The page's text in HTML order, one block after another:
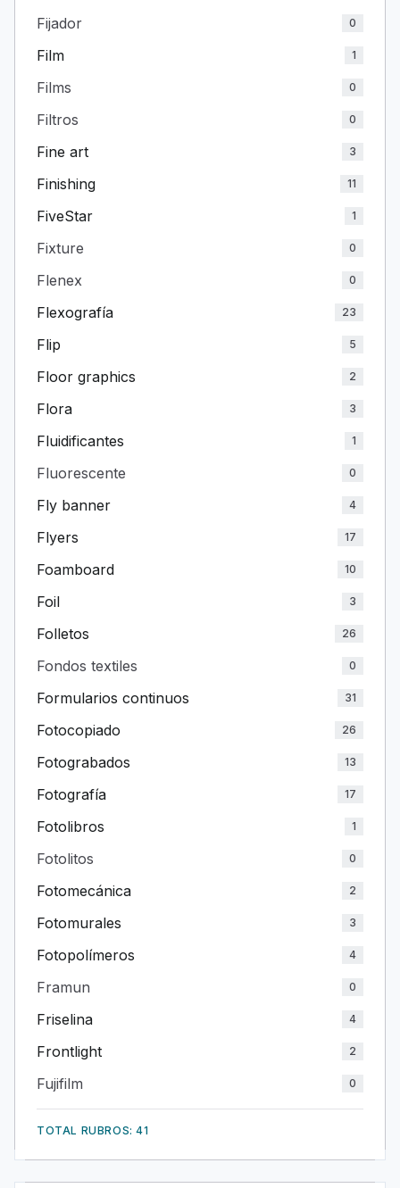
Fijador 0
Film 1
Films 0
Filtros 0
Fine art 3
Finishing 11
FiveStar 1
Fixture 0
Flenex 0
Flexografía 23
Flip 5
Floor graphics 2
Flora 3
Fluidificantes 1
Fluorescente 0
Fly banner 4
Flyers 17
Foamboard 10
Foil 3
Folletos 26
Fondos textiles 0
Formularios continuos 31
Fotocopiado 26
Fotograbados 13
Fotografía 17
Fotolibros 1
Fotolitos 0
Fotomecánica 2
Fotomurales 3
Fotopolímeros 4
Framun 0
Friselina 4
Frontlight 2
Fujifilm 0
TOTAL RUBROS: 41